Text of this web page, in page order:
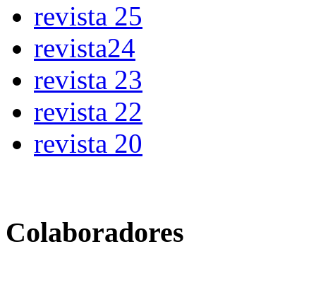
revista 25
revista24
revista 23
revista 22
revista 20
Colaboradores